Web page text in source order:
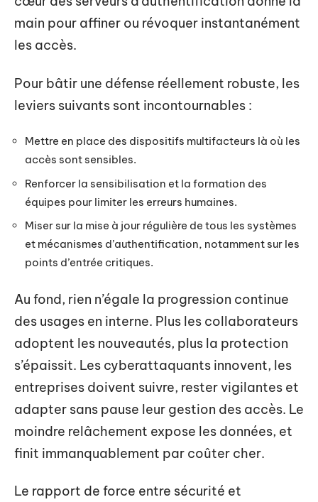
main pour affiner ou révoquer instantanément
les accès.
Pour bâtir une défense réellement robuste, les
leviers suivants sont incontournables :
Mettre en place des dispositifs multifacteurs là où les
accès sont sensibles.
Renforcer la sensibilisation et la formation des
équipes pour limiter les erreurs humaines.
Miser sur la mise à jour régulière de tous les systèmes
et mécanismes d’authentification, notamment sur les
points d’entrée critiques.
Au fond, rien n’égale la progression continue
des usages en interne. Plus les collaborateurs
adoptent les nouveautés, plus la protection
s’épaissit. Les cyberattaquants innovent, les
entreprises doivent suivre, rester vigilantes et
adapter sans pause leur gestion des accès. Le
moindre relâchement expose les données, et
finit immanquablement par coûter cher.
Le rapport de force entre sécurité et